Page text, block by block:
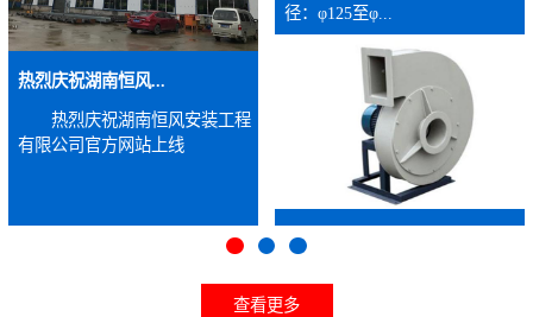
热烈庆祝湖南恒风...
热烈庆祝湖南恒风安装工程
有限公司官方网站上线
径：φ125至φ...
查看更多